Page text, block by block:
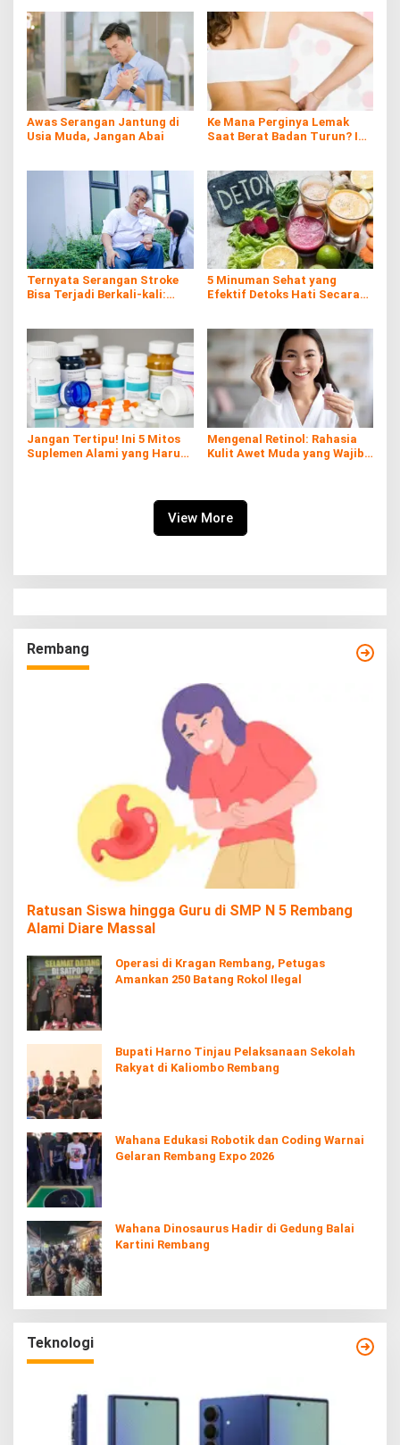
Awas Serangan Jantung di
Usia Muda, Jangan Abai
Ke Mana Perginya Lemak
Saat Berat Badan Turun? Ini
Ternyata Serangan Stroke
Bisa Terjadi Berkali-kali:
5 Minuman Sehat yang
Efektif Detoks Hati Secara
Jangan Tertipu! Ini 5 Mitos
Suplemen Alami yang Harus
Mengenal Retinol: Rahasia
Kulit Awet Muda yang Wajib
View More
Rembang
Ratusan Siswa hingga Guru di SMP N 5 Rembang
Alami Diare Massal
Operasi di Kragan Rembang, Petugas
Amankan 250 Batang Rokol Ilegal
Bupati Harno Tinjau Pelaksanaan Sekolah
Rakyat di Kaliombo Rembang
Wahana Edukasi Robotik dan Coding Warnai
Gelaran Rembang Expo 2026
Wahana Dinosaurus Hadir di Gedung Balai
Kartini Rembang
Teknologi